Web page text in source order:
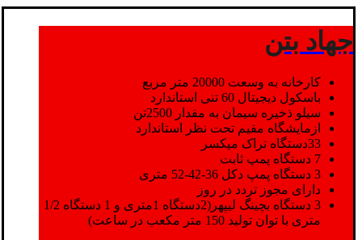
جهاد بتن
کارخانه به وسعت 20000 متر مربع
باسکول دیجیتال 60 تنی استاندارد
سیلو ذخیره سیمان به مقدار 2500تن
ازمایشگاه مقیم تحت نظر استاندارد
33دستگاه تراک میکسر
7 دستگاه پمپ ثابت
3 دستگاه پمپ دکل 36-42-52 متری
دارای مجوز تردد در روز
3 دستگاه بچینگ لیپهر(2دستگاه 1متری و 1 دستگاه 1/2
متری با توان تولید 150 متر مکعب در ساعت)